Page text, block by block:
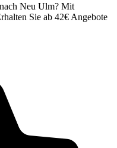
Neu Ulm? Mit
Sie ab 42€ Angebote